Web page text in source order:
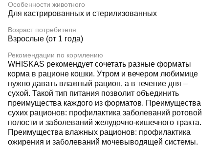
Особенности животного
Для кастрированных и стерилизованных
Возраст потребителя
Взрослые (от 1 года)
Рекомендации по кормлению
WHISKAS рекомендует сочетать разные форматы
корма в рационе кошки. Утром и вечером любимице
нужно давать влажный рацион, а в течение дня –
сухой. Такой тип питания позволит объединить
преимущества каждого из форматов. Преимущества
сухих рационов: профилактика заболеваний ротовой
полости и заболеваний желудочно-кишечного тракта.
Преимущества влажных рационов: профилактика
ожирения и заболеваний мочевыводящей системы.